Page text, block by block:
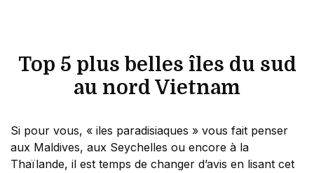
Top 5 plus belles îles du sud
au nord Vietnam
Si pour vous, « iles paradisiaques » vous fait penser
aux Maldives, aux Seychelles ou encore à la
Thaïlande, il est temps de changer d’avis en lisant cet